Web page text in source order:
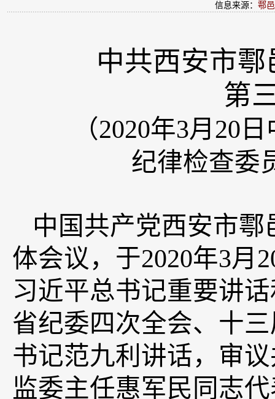
信息来源： 鄠
中共西安市鄠
第
（2020年3月 20
纪律检查委
中国共产党西安市鄠
体会议，于2020年3月
习近平总书记重要讲
省纪委四次全会、十
书记范九利讲话，审
监委主任惠军民同志